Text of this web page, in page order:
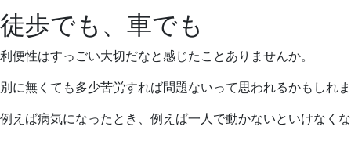
徒歩でも、車でも
利便性はすっごい大切だなと感じたことありませんか。
別に無くても多少苦労すれば問題ないって思われるかもしれま
例えば病気になったとき、例えば一人で動かないといけなくな